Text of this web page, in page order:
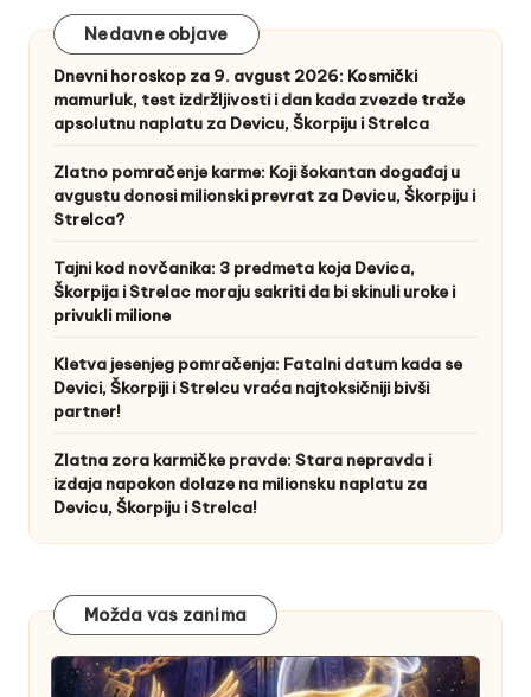
Nedavne objave
Dnevni horoskop za 9. avgust 2026: Kosmički
mamurluk, test izdržljivosti i dan kada zvezde traže
apsolutnu naplatu za Devicu, Škorpiju i Strelca
Zlatno pomračenje karme: Koji šokantan događaj u
avgustu donosi milionski prevrat za Devicu, Škorpiju i
Strelca?
Tajni kod novčanika: 3 predmeta koja Devica,
Škorpija i Strelac moraju sakriti da bi skinuli uroke i
privukli milione
Kletva jesenjeg pomračenja: Fatalni datum kada se
Devici, Škorpiji i Strelcu vraća najtoksičniji bivši
partner!
Zlatna zora karmičke pravde: Stara nepravda i
izdaja napokon dolaze na milionsku naplatu za
Devicu, Škorpiju i Strelca!
Možda vas zanima